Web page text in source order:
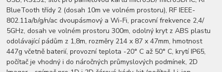
BlueTooth třídy 2 (dosah 10m ve volném prostoru), RF IEEE-
802.11a/b/g/n/ac dvoupásmový a Wi-Fi, pracovní frekvence 2,4/
5GHz, dosah ve volném prostoru 300m, odolný kryt z ABS plastu
odolávající pádům z 1,8m, rozměry 214 x 87 x 47mm, hmotnost
447g včetně baterií, provozní teplota -20° C až 50° C, krytí IP65,
počítač je vhodný i do náročných průmyslových podmínek, 2D